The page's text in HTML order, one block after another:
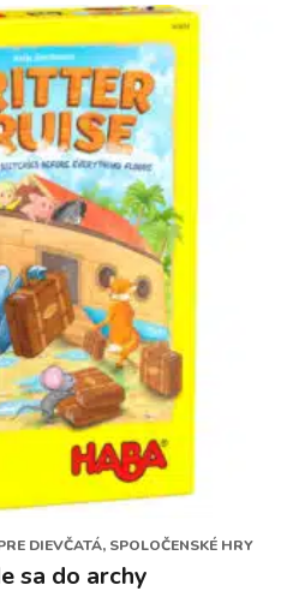
DIEVČATÁ, SPOLOČENSKÉ HRY
sa do archy